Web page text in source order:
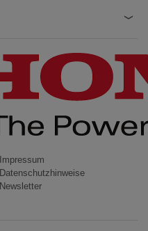
Impressum
Datenschutzhinweise
Newsletter